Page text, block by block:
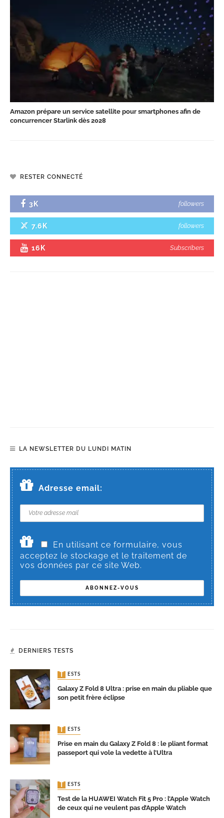
Amazon prépare un service satellite pour smartphones afin de
concurrencer Starlink dès 2028
RESTER CONNECTÉ
3K followers
7.6K followers
16K Subscribers
LA NEWSLETTER DU LUNDI MATIN
Adresse email:
En utilisant ce formulaire, vous
acceptez le stockage et le traitement de
vos données par ce site Web.
DERNIERS TESTS
TESTS
Galaxy Z Fold 8 Ultra : prise en main du pliable que
son petit frère éclipse
TESTS
Prise en main du Galaxy Z Fold 8 : le pliant format
passeport qui vole la vedette à l’Ultra
TESTS
Test de la HUAWEI Watch Fit 5 Pro : l’Apple Watch
de ceux qui ne veulent pas d’Apple Watch